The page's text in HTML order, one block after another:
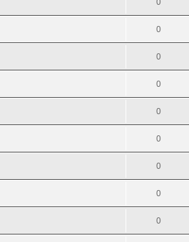
0
0
0
0
0
0
0
0